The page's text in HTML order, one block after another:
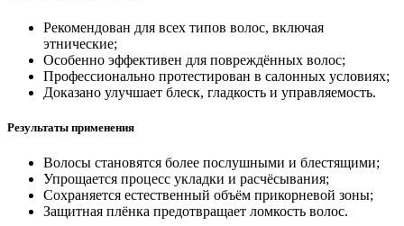
Рекомендован для всех типов волос, включая
этнические;
Особенно эффективен для повреждённых волос;
Профессионально протестирован в салонных условиях;
Доказано улучшает блеск, гладкость и управляемость.
Результаты применения
Волосы становятся более послушными и блестящими;
Упрощается процесс укладки и расчёсывания;
Сохраняется естественный объём прикорневой зоны;
Защитная плёнка предотвращает ломкость волос.